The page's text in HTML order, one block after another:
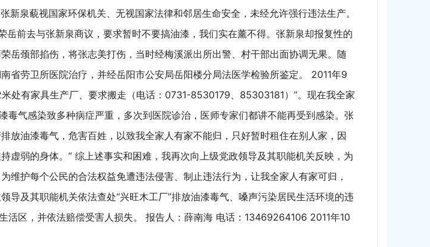
新泉藐视国家环保机关、无视国家法律和邻居生命安全，未经允许强行违法生产。
岳前去与张新泉商议，要求暂时不要搞油漆，我们实在薰不得。张新泉却报复性的
岳颈部掐伤，将张志美打伤，当时经梅溪派出所出警、村干部出面协调无果。随
省劳卫所医院治疗，并经岳阳市公安局岳阳楼分局法医学检验所鉴定。 2011年9
处有家具生产厂、要求搬走（电话：0731-8530179、85303181）”。现在我全家
毒气感染致多种病症严重，多次到医院诊治，医师专家们都讲不能再受到感染。张
放油漆毒气，危害百姓，以致我全家人有家不能归，只好暂时租住在别人家，因
虚弱的身体。” 综上述事实和困难，我再次向上级党政领导及其职能机关反映，为
维护每个公民的合法权益免遭违法侵害、制止违法行为，让我全家人有家可归，
导及其职能机关依法查处“兴旺木工厂”排放油漆毒气、嗓声污染居民生活环境的违
活区，并依法赔偿受害人损失。 报告人：薛南海 电话：13469264106 2011年10